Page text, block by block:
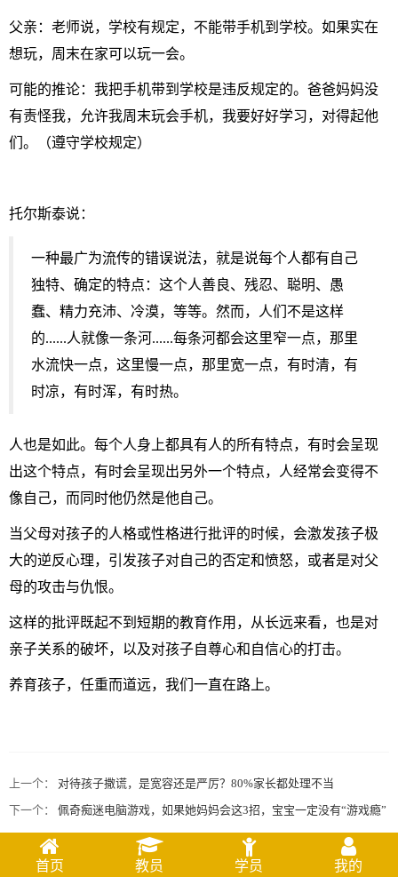
父亲：老师说，学校有规定，不能带手机到学校。如果实在
想玩，周末在家可以玩一会。
可能的推论：我把手机带到学校是违反规定的。爸爸妈妈没
有责怪我，允许我周末玩会手机，我要好好学习，对得起他
们。（遵守学校规定）
托尔斯泰说：
一种最广为流传的错误说法，就是说每个人都有自己
独特、确定的特点：这个人善良、残忍、聪明、愚
蠢、精力充沛、冷漠，等等。然而，人们不是这样
的......人就像一条河......每条河都会这里窄一点，那里
水流快一点，这里慢一点，那里宽一点，有时清，有
时凉，有时浑，有时热。
人也是如此。每个人身上都具有人的所有特点，有时会呈现
出这个特点，有时会呈现出另外一个特点，人经常会变得不
像自己，而同时他仍然是他自己。
当父母对孩子的人格或性格进行批评的时候，会激发孩子极
大的逆反心理，引发孩子对自己的否定和愤怒，或者是对父
母的攻击与仇恨。
这样的批评既起不到短期的教育作用，从长远来看，也是对
亲子关系的破坏，以及对孩子自尊心和自信心的打击。
养育孩子，任重而道远，我们一直在路上。
上一个： 对待孩子撒谎，是宽容还是严厉？80%家长都处理不当
下一个： 佩奇痴迷电脑游戏，如果她妈妈会这3招，宝宝一定没有“游戏瘾”
首页 教员 学员 我的